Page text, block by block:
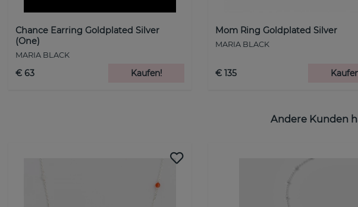
Chance Earring Goldplated Silver
(One)
MARIA BLACK
€ 63 Kaufen!
Mom Ring Goldplated Silver
MARIA BLACK
€ 135
Andere Kunden